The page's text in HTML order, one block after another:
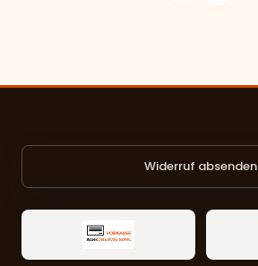
Widerruf absenden